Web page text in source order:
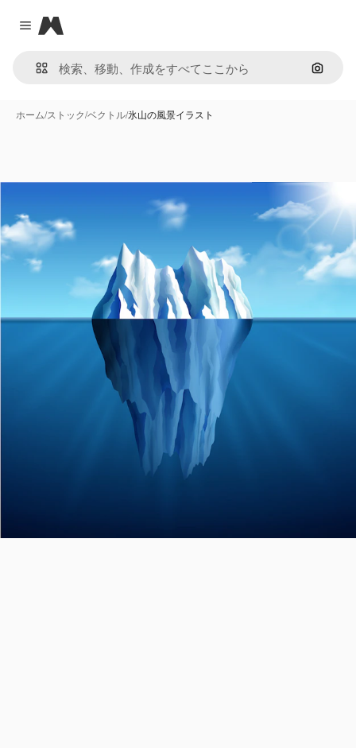
Close menu
Magnific
画像で
ホーム/ストック/ベクトル/氷山の風景イラスト